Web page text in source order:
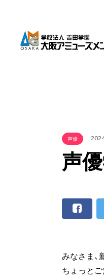
声優
声
みなさま、
ちょっと